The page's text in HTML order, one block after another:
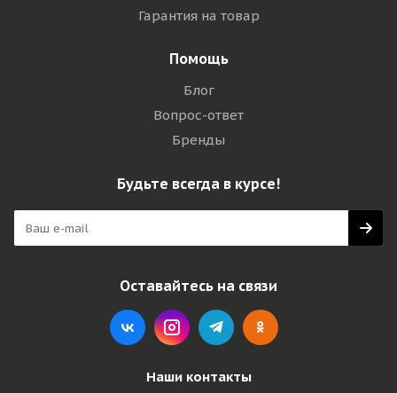
Гарантия на товар
Помощь
Блог
Вопрос-ответ
Бренды
Будьте всегда в курсе!
Оставайтесь на связи
Наши контакты